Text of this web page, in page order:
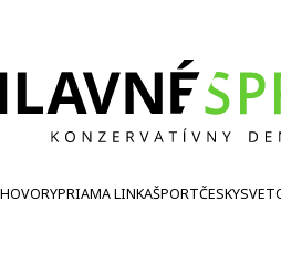
PRIAMA LINKAŠPORTČESKY